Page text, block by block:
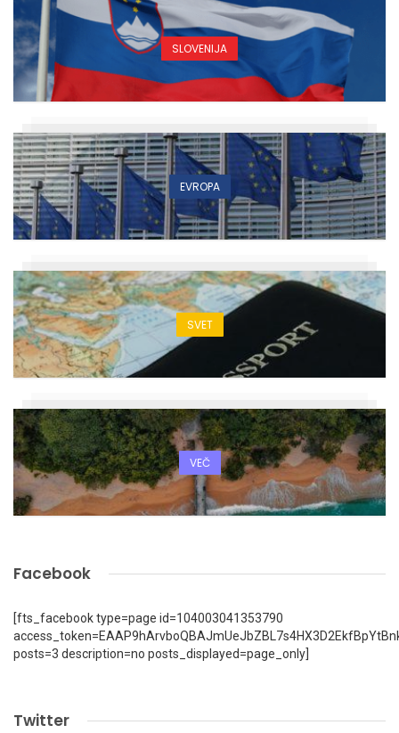
SLOVENIJA
EVROPA
SVET
VEČ
Facebook
[fts_facebook type=page id=104003041353790
posts=3 description=no posts_displayed=page_only]
Twitter